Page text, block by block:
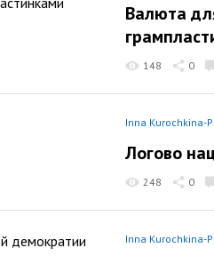
Валюта
148 0
Inna Kurochkina-
Логово
248 0
Inna Kurochkina-